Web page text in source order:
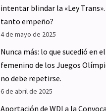
intentar blindar la «Ley Trans».
tanto empeño?
4 de mayo de 2025
Nunca más: lo que sucedió en
femenino de los Juegos
no debe repetirse.
6 de abril de 2025
Aportación de WDI a la